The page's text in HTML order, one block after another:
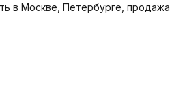
в Москве, Петербурге, продажа